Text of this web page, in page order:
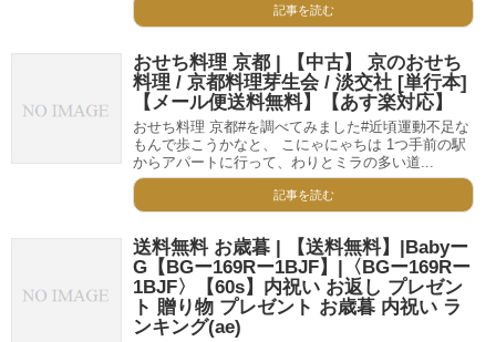
記事を読む
おせち料理 京都 | 【中古】 京のおせち
料理 / 京都料理芽生会 / 淡交社 [単行本]
【メール便送料無料】【あす楽対応】
おせち料理 京都#を調べてみました#近頃運動不足な
もんで歩こうかなと、 こにゃにゃちは 1つ手前の駅
からアパートに行って、わりとミラの多い道...
記事を読む
送料無料 お歳暮 | 【送料無料】|Babyー
G【BGー169Rー1BJF】|〈BGー169Rー
1BJF〉【60s】内祝い お返し プレゼン
ト 贈り物 プレゼント お歳暮 内祝い ラ
ンキング(ae)